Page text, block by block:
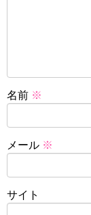
名前 ※
メール ※
サイト